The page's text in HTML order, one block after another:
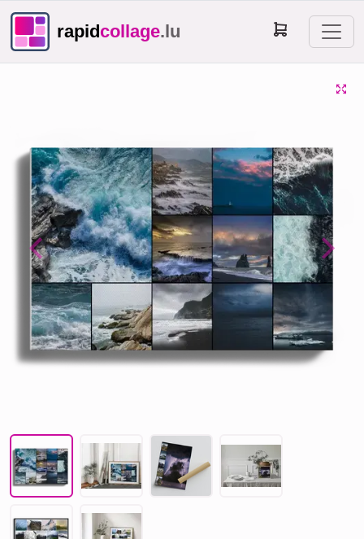
rapidcollage.lu
Previous Next